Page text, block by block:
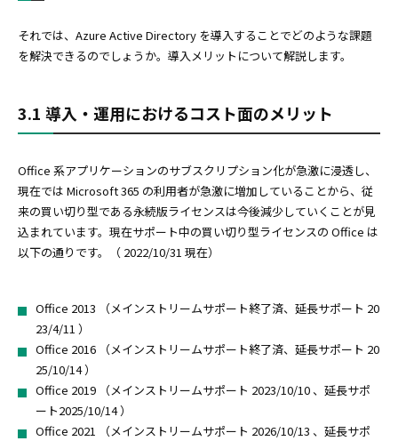
それでは、Azure Active Directory を導入することでどのような課題
を解決できるのでしょうか。導入メリットについて解説します。
3.1 導入・運用におけるコスト面のメリット
Office 系アプリケーションのサブスクリプション化が急激に浸透し、
現在では Microsoft 365 の利用者が急激に増加していることから、従
来の買い切り型である永続版ライセンスは今後減少していくことが見
込まれています。現在サポート中の買い切り型ライセンスの Office は
以下の通りです。（ 2022/10/31 現在）
Office 2013 （メインストリームサポート終了済、延長サポート 20
23/4/11 ）
Office 2016 （メインストリームサポート終了済、延長サポート 20
25/10/14 ）
Office 2019 （メインストリームサポート 2023/10/10 、延長サポ
ート2025/10/14 ）
Office 2021 （メインストリームサポート 2026/10/13 、延長サポ